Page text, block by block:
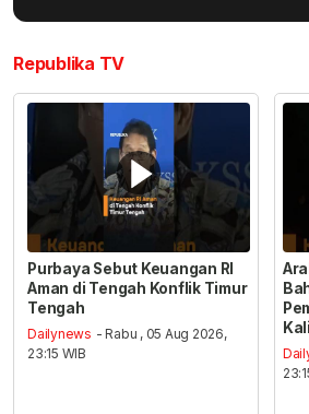
Republika TV
Purbaya Sebut Keuangan RI
Aman di Tengah Konflik Timur
Tengah
Dailynews - Rabu , 05 Aug 2026,
23:15 WIB